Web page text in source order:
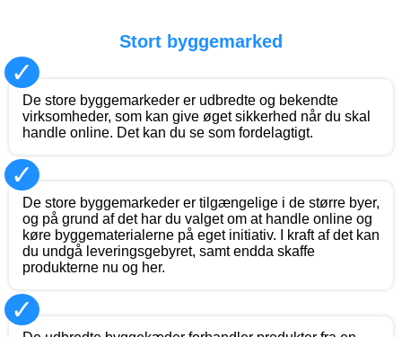
Stort byggemarked
✓
De store byggemarkeder er udbredte og bekendte
virksomheder, som kan give øget sikkerhed når du skal
handle online. Det kan du se som fordelagtigt.
✓
De store byggemarkeder er tilgængelige i de større byer,
og på grund af det har du valget om at handle online og
køre byggematerialerne på eget initiativ. I kraft af det kan
du undgå leveringsgebyret, samt endda skaffe
produkterne nu og her.
✓